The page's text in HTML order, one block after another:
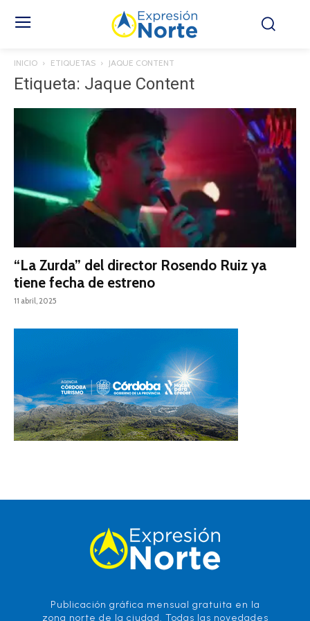
INICIO ETIQUETAS JAQUE CONTENT
Etiqueta: Jaque Content
“La Zurda” del director Rosendo Ruiz ya
tiene fecha de estreno
11 abril, 2025
Publicación gráfica mensual gratuita en la
zona norte de la ciudad. Todas las novedades